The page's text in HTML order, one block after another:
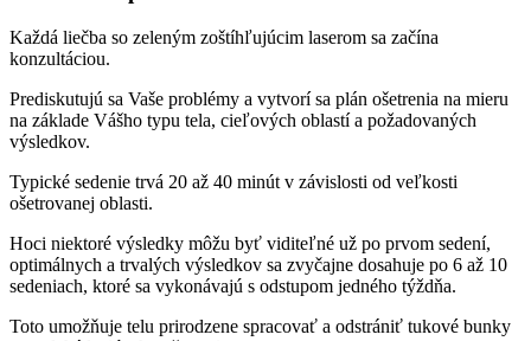
Každá liečba so zeleným zoštíhľujúcim laserom sa začína
konzultáciou.
Prediskutujú sa Vaše problémy a vytvorí sa plán ošetrenia na mieru
na základe Vášho typu tela, cieľových oblastí a požadovaných
výsledkov.
Typické sedenie trvá 20 až 40 minút v závislosti od veľkosti
ošetrovanej oblasti.
Hoci niektoré výsledky môžu byť viditeľné už po prvom sedení,
optimálnych a trvalých výsledkov sa zvyčajne dosahuje po 6 až 10
sedeniach, ktoré sa vykonávajú s odstupom jedného týždňa.
Toto umožňuje telu prirodzene spracovať a odstrániť tukové bunky